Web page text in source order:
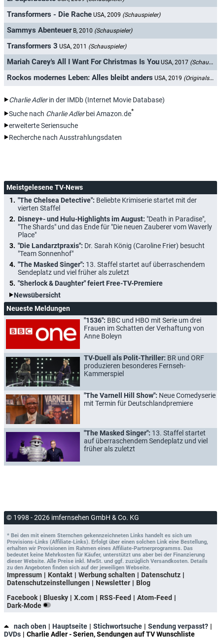
Transformers - Die Rache USA, 2009 (Schauspieler)
Sammys Abenteuer B, 2010 (Schauspieler)
Transformers 3 USA, 2011 (Schauspieler)
Mariah Carey's All I Want For Christmas Is You USA, 2017 (Schauspieler)
Rockos modernes Leben: Alles bleibt anders USA, 2019 (Originalsprecher)
Charlie Adlerin der IMDb (Internet Movie Database)
Suche nach Charlie Adlerbei Amazon.de*
erweiterte Seriensuche
Recherche nach Ausstrahlungsdaten
Meistgelesene TV-News
"The Chelsea Detective": Beliebte Krimiserie startet mit der
vierten Staffel
Disney+- und Hulu-Highlights im August: "Death in Paradise",
"The Shards" und das Ende für "Die neuen Zauberer vom Waverly
Place"
"Die Landarztpraxis": Dr. Sarah König (Caroline Frier) besucht
"Team Sonnenhof"
"The Masked Singer": 13. Staffel startet auf überraschendem
Sendeplatz und viel früher als zuletzt
"Sherlock & Daughter" feiert Free-TV-Premiere
Newsübersicht
Neueste Meldungen
"1536": BBC und HBO mit Serie um drei
Frauen im Schatten der Verhaftung von
Anne Boleyn
TV-Duell als Polit-Thriller: BR und ORF
produzieren besonderes Fernseh-
Kammerspiel
"The Varnell Hill Show": Neue Comedyserie
mit Termin für Deutschlandpremiere
"The Masked Singer": 13. Staffel startet
auf überraschendem Sendeplatz und viel
früher als zuletzt
© 1998 - 2026 imfernsehen GmbH & Co. KG
* Bei den mit einem Sternchen gekennzeichneten Links handelt es sich um
Provisions-Links (Affiliate-Links). Erfolgt über einen solchen Link eine Bestellung,
erhalten wir Provisionen im Rahmen eines Affiliate-Partnerprogramms. Das
bedeutet keine Mehrkosten für Käufer, unterstützt uns aber bei der Finanzierung
dieser Website. Alle Preise inkl. MwSt. und ggf. zuzüglich Versandkosten. Details
zu den Angeboten finden sich auf der jeweiligen Webseite.
Impressum Kontakt Werbung schalten
Datenschutz
Datenschutzeinstellungen
Newsletter
Blog
Facebook
Bluesky X.com RSS-Feed
Atom-Feed
Dark-Mode
nach oben Hauptseite Stichwortsuche
Sendung verpasst?
DVDs
Charlie Adler - Serien, Sendungen auf TV Wunschliste